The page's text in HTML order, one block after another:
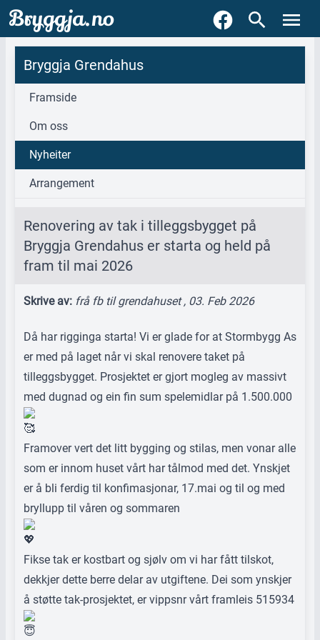
Bryggja.no
Bryggja Grendahus
Framside
Om oss
Nyheiter
Arrangement
Renovering av tak i tilleggsbygget på
Bryggja Grendahus er starta og held på
fram til mai 2026
Skrive av: frå fb til grendahuset , 03. Feb 2026
Då har rigginga starta! Vi er glade for at Stormbygg As
er med på laget når vi skal renovere taket på
tilleggsbygget. Prosjektet er gjort mogleg av massivt
med dugnad og ein fin sum spelemidlar på 1.500.000
Framover vert det litt bygging og stilas, men vonar alle
som er innom huset vårt har tålmod med det. Ynskjet
er å bli ferdig til konfimasjonar, 17.mai og til og med
bryllupp til våren og sommaren
Fikse tak er kostbart og sjølv om vi har fått tilskot,
dekkjer dette berre delar av utgiftene. Dei som ynskjer
å støtte tak-prosjektet, er vippsnr vårt framleis 515934